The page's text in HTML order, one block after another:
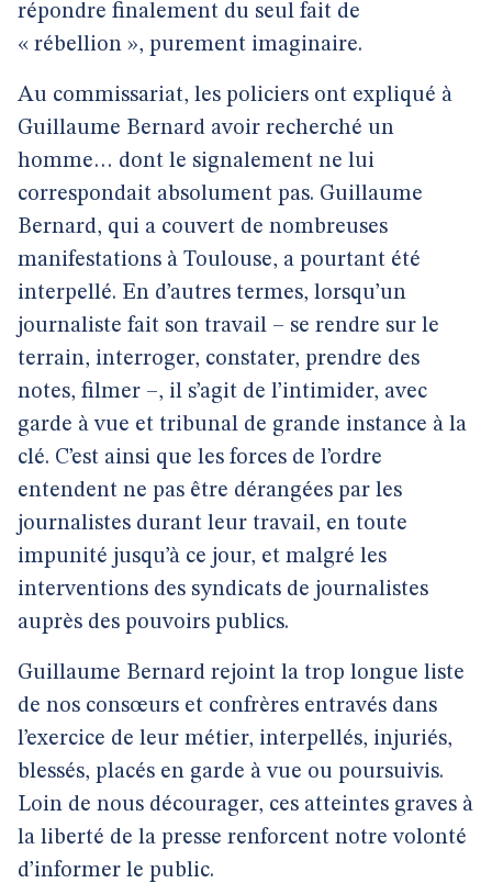
répondre finalement du seul fait de
« rébellion », purement imaginaire.
Au commissariat, les policiers ont expliqué à
Guillaume Bernard avoir recherché un
homme… dont le signalement ne lui
correspondait absolument pas. Guillaume
Bernard, qui a couvert de nombreuses
manifestations à Toulouse, a pourtant été
interpellé. En d’autres termes, lorsqu’un
journaliste fait son travail – se rendre sur le
terrain, interroger, constater, prendre des
notes, filmer –, il s’agit de l’intimider, avec
garde à vue et tribunal de grande instance à la
clé. C’est ainsi que les forces de l’ordre
entendent ne pas être dérangées par les
journalistes durant leur travail, en toute
impunité jusqu’à ce jour, et malgré les
interventions des syndicats de journalistes
auprès des pouvoirs publics.
Guillaume Bernard rejoint la trop longue liste
de nos consœurs et confrères entravés dans
l’exercice de leur métier, interpellés, injuriés,
blessés, placés en garde à vue ou poursuivis.
Loin de nous décourager, ces atteintes graves à
la liberté de la presse renforcent notre volonté
d’informer le public.